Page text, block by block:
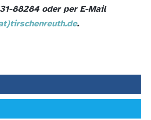
88284 oder per E-Mail
.